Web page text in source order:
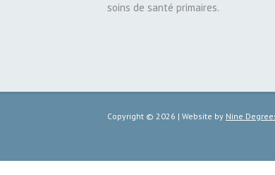
soins de santé primaires.
Copyright © 2026 | Website by Nine